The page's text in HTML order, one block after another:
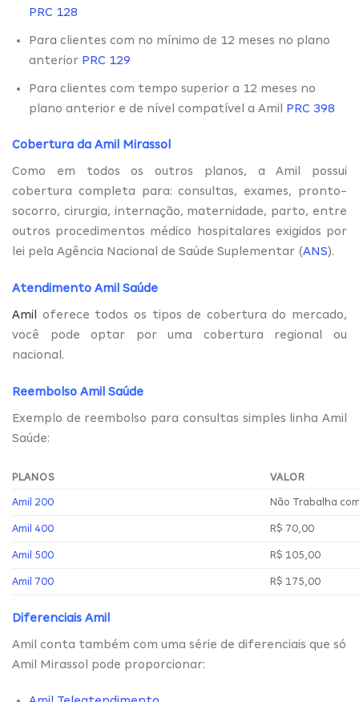
PRC 128
Para clientes com no mínimo de 12 meses no plano
anterior PRC 129
Para clientes com tempo superior a 12 meses no
plano anterior e de nível compatível a Amil PRC 398
Cobertura da Amil Mirassol
Como em todos os outros planos, a Amil possui
cobertura completa para: consultas, exames, pronto-
socorro, cirurgia, internação, maternidade, parto, entre
outros procedimentos médico hospitalares exigidos por
lei pela Agência Nacional de Saúde Suplementar (ANS).
Atendimento Amil Saúde
Amil oferece todos os tipos de cobertura do mercado,
você pode optar por uma cobertura regional ou
nacional.
Reembolso Amil Saúde
Exemplo de reembolso para consultas simples linha Amil
Saúde:
PLANOS VALOR
Amil 200 Não Trabalha
Amil 400 R$ 70,00
Amil 500 R$ 105,00
Amil 700 R$ 175,00
Diferenciais Amil
Amil conta também com uma série de diferenciais que só
Amil Mirassol pode proporcionar: